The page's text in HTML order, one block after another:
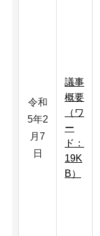
令和
5年2
月7
日
議事
概要
（ワ
ー
ド：
19K
B）